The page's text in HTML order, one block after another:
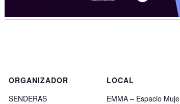
ORGANIZADOR
SENDERAS
LOCAL
EMMA – Espacio